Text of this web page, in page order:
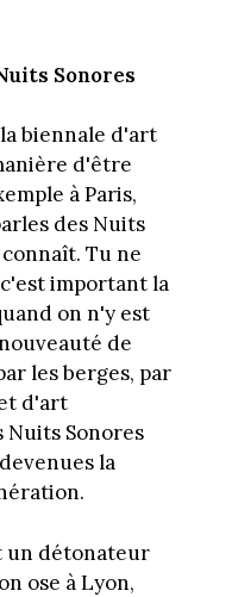
Sonores
biennale d'art
d'être
à Paris,
des Nuits
Tu ne
important la
on n'y est
de
les berges, par
d'art
Sonores
la
un détonateur
ose à Lyon,